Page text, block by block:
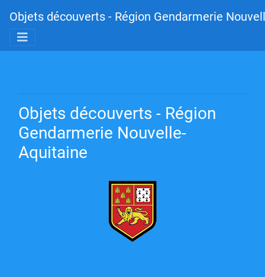
Objets découverts - Région Gendarmerie
Objets découverts - Région
Gendarmerie Nouvelle-
Aquitaine